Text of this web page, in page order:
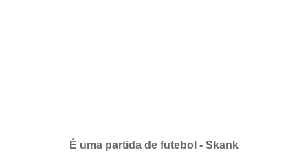
É uma partida de futebol - Skank